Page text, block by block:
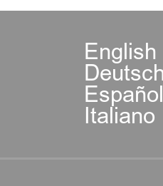
English
Italiano